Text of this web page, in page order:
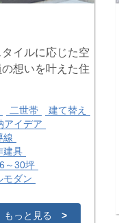
イルに応じた空
想いを叶えた住
二世帯
建て替え
アイデア
線
建具
～30坪
モダン
もっと見る>